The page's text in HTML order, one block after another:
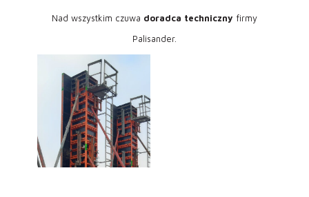
Nad wszystkim czuwa doradca techniczny firmy
Palisander.